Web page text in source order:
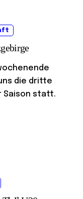
die dritte
Saison statt.